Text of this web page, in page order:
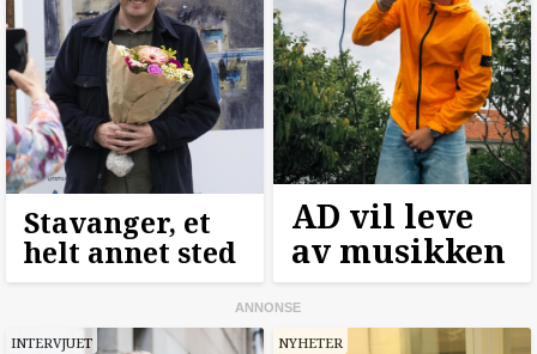
Stavanger, et
helt annet sted
AD vil leve
av musikken
INTERVJUET NYHETER